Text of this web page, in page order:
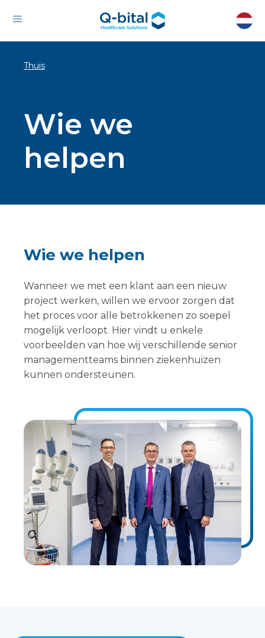
Thuis
Wie we
helpen
Wie we helpen
Wanneer we met een klant aan een nieuw
project werken, willen we ervoor zorgen dat
het proces voor alle betrokkenen zo soepel
mogelijk verloopt. Hier vindt u enkele
voorbeelden van hoe wij verschillende senior
managementteams binnen ziekenhuizen
kunnen ondersteunen.